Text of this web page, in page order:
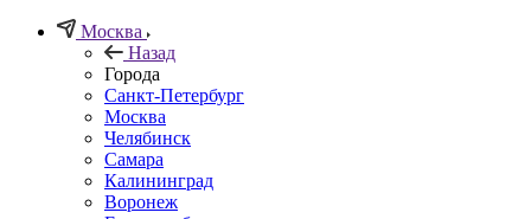
Москва
Назад
Города
Санкт-Петербург
Москва
Челябинск
Самара
Калининград
Воронеж